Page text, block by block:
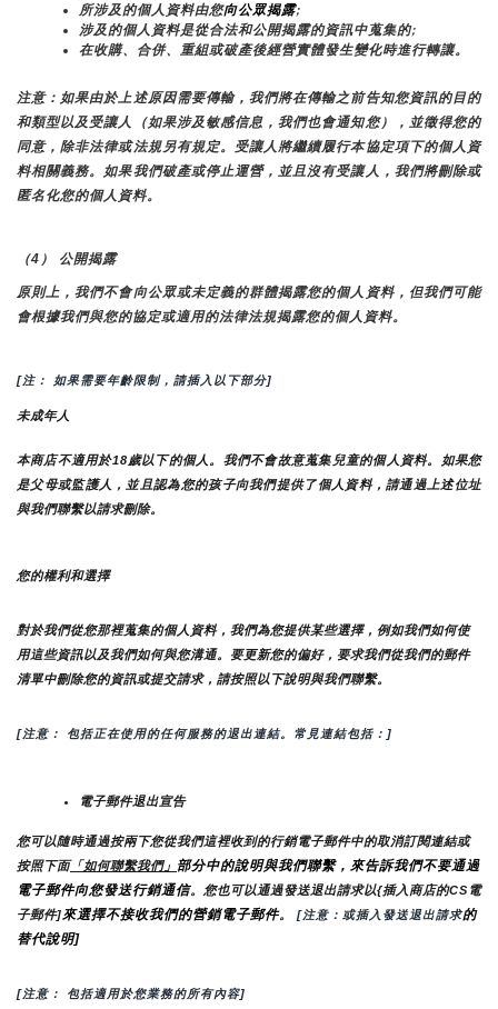
所涉及的個人資料由您向公眾揭露;
涉及的個人資料是從合法和公開揭露的資訊中蒐集的;
在收購、合併、重組或破產後經營實體發生變化時進行轉讓。
注意：如果由於上述原因需要傳輸，我們將在傳輸之前告知您資訊的目的
和類型以及受讓人（如果涉及敏感信息，我們也會通知您），並徵得您的
同意，除非法律或法規另有規定。受讓人將繼續履行本協定項下的個人資
料相關義務。如果我們破產或停止運營，並且沒有受讓人，我們將刪除或
匿名化您的個人資料。
（4） 公開揭露
原則上，我們不會向公眾或未定義的群體揭露您的個人資料，但我們可能
會根據我們與您的協定或適用的法律法規揭露您的個人資料。
[注： 如果需要年齡限制，請插入以下部分]
未成年人
本商店不適用於18歲以下的個人。我們不會故意蒐集兒童的個人資料。如果您
是父母或監護人，並且認為您的孩子向我們提供了個人資料，請通過上述位址
與我們聯繫以請求刪除。
您的權利和選擇
對於我們從您那裡蒐集的個人資料，我們為您提供某些選擇，例如我們如何使
用這些資訊以及我們如何與您溝通。要更新您的偏好，要求我們從我們的郵件
清單中刪除您的資訊或提交請求，請按照以下說明與我們聯繫。
[注意： 包括正在使用的任何服務的退出連結。常見連結包括：]
電子郵件退出宣告
您可以隨時通過按兩下您從我們這裡收到的行銷電子郵件中的取消訂閱連結或
按照下面「如何聯繫我們」 部分中的說明與我們聯繫，來告訴我們不要通過
電子郵件向您發送行銷通信。您也可以通過發送退出請求以{插入商店的CS電
子郵件]來選擇不接收我們的營銷電子郵件。 [注意：或插入發送退出請求的
替代說明]
[注意： 包括適用於您業務的所有內容]